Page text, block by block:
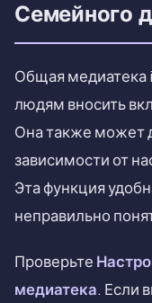
Семейного
Общая медиатека
людям вносить
Она также может
зависимости от
Эта функция
неправильно
Проверьте
медиатека. Если